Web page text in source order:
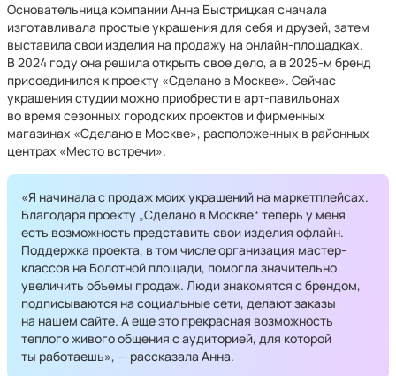
Основательница компании Анна Быстрицкая сначала
изготавливала простые украшения для себя и друзей, затем
выставила свои изделия на продажу на онлайн-площадках.
В 2024 году она решила открыть свое дело, а в 2025-м бренд
присоединился к проекту «Сделано в Москве». Сейчас
украшения студии можно приобрести в арт-павильонах
во время сезонных городских проектов и фирменных
магазинах «Сделано в Москве», расположенных в районных
центрах «Место встречи».
«Я начинала с продаж моих украшений на маркетплейсах.
Благодаря проекту „Сделано в Москве“ теперь у меня
есть возможность представить свои изделия офлайн.
Поддержка проекта, в том числе организация мастер-
классов на Болотной площади, помогла значительно
увеличить объемы продаж. Люди знакомятся с брендом,
подписываются на социальные сети, делают заказы
на нашем сайте. А еще это прекрасная возможность
теплого живого общения с аудиторией, для которой
ты работаешь», — рассказала Анна.